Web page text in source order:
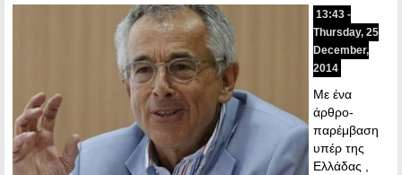
13:43 -
Thursday, 25
December,
2014
Με ένα
άρθρο-
παρέμβαση
υπέρ της
Ελλάδας ,